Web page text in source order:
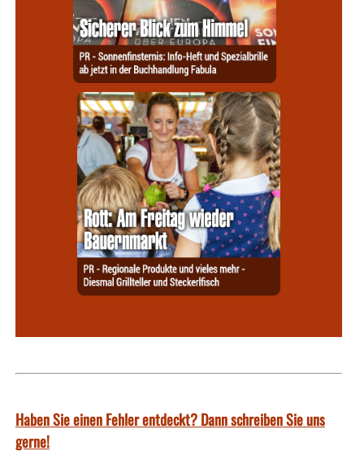
Haben Sie einen Fehler entdeckt? Dann schreiben Sie uns
gerne!